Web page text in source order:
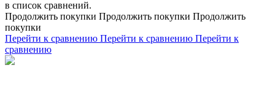
в список сравнений.
Продолжить покупки Продолжить покупки Продолжить
покупки
Перейти к сравнению Перейти к сравнению Перейти к
сравнению